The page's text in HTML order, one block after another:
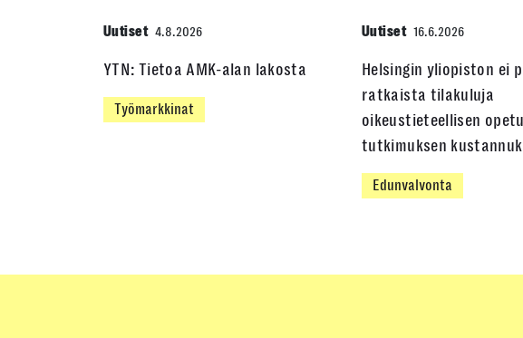
Uutiset 4.8.2026
YTN: Tietoa AMK-alan lakosta
Työmarkkinat
Uutiset 16.6.2026
Helsingin yliopiston ei
ratkaista tilakuluja
oikeustieteellisen
tutkimuksen
Edunvalvonta